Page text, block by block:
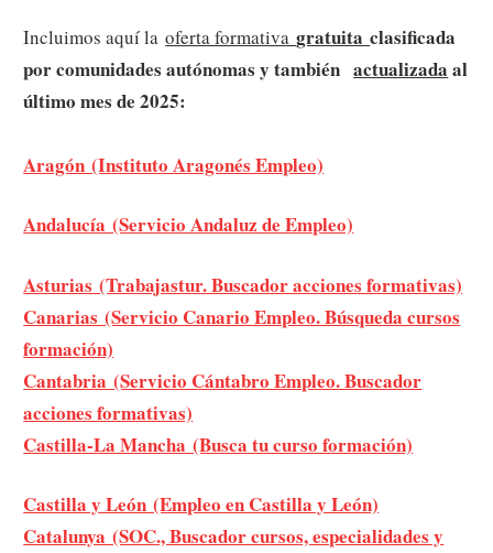
Incluimos aquí laoferta formativagratuitaclasificada
por comunidades autónomas y tambiénactualizada al
último mes de 2025:
Aragón (Instituto Aragonés Empleo)
Andalucía (Servicio Andaluz de Empleo)
Asturias (Trabajastur. Buscador acciones formativas)
Canarias (Servicio Canario Empleo. Búsqueda cursos
formación)
Cantabria (Servicio Cántabro Empleo. Buscador
acciones formativas)
Castilla-La Mancha (Busca tu curso formación)
Castilla y León (Empleo en Castilla y León)
Catalunya (SOC., Buscador cursos, especialidades y